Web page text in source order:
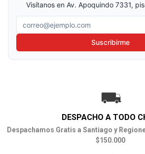
Visítanos en Av. Apoquindo 7331,
Correo electrónico
Suscribirme
DESPACHO A TODO
Despachamos Gratis a Santiago y
$150.000